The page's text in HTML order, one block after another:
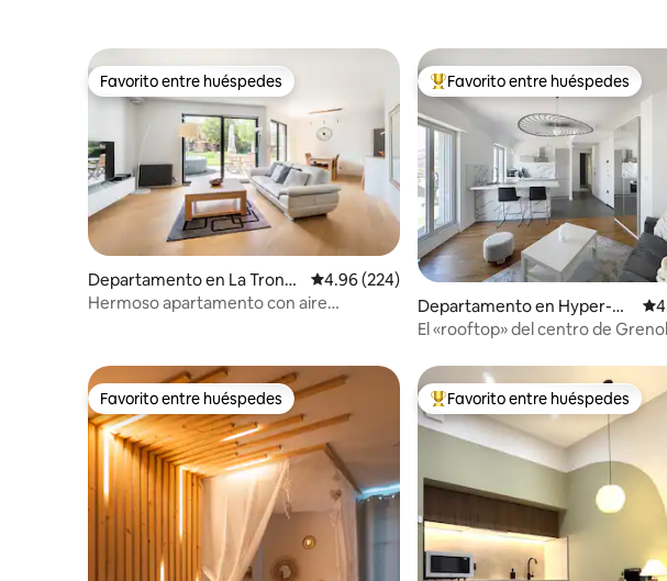
Favorito entre huéspedes
Favorito entre huéspedes
Departamento en La Tronc
he
Calificación promedio: 4.96 de 5; 224
4.96 (224)
Hermoso apartamento con aire
De los mejores en Favorito entre
Favorito entre huéspedes
Departamento en Hyper-Ce
ntre
El «rooftop» del centro de
Favorito entre huéspedes
Favorito entre huéspedes De los mejores en Favorito entre
Favorito entre huéspedes